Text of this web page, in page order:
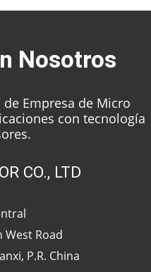
a granel de alta
Nosotros
Empresa de Micro
con tecnología
CO., LTD
West Road
P.R. China